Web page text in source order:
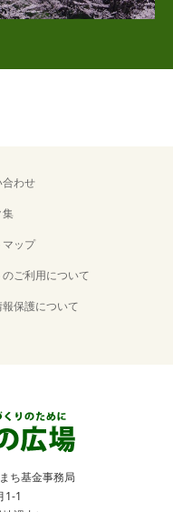
合わせ
集
ップ
ご利用について
保護について
ち基金事務局
1-1